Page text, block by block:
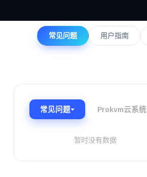
常见问题 用户指南
常见问题 Prokvm云系统
暂时没有数据